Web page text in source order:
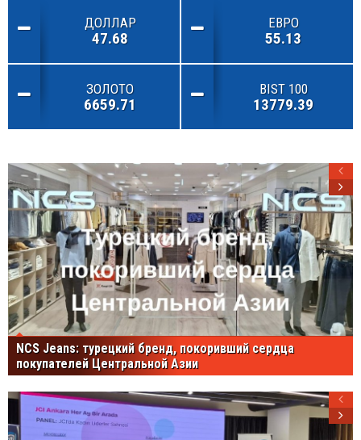
ДОЛЛАР
47.68
ЕВРО
55.13
ЗОЛОТО
6659.71
BIST 100
13779.39
NCS Jeans: турецкий бренд, покоривший сердца
покупателей Центральной Азии